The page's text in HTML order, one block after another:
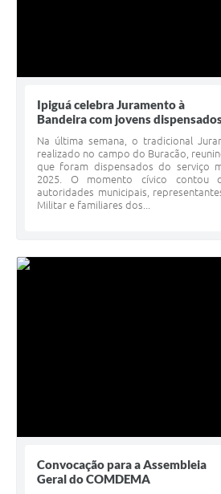
Ipiguá celebra Juramento à
Bandeira com jovens
Na última semana, o tradicional
realizado no campo do Buracão,
que foram dispensados do serviço
2025. O momento cívico contou
autoridades municipais,
Militar e familiares dos...
Convocação para a Assembleia
Geral do COMDEMA